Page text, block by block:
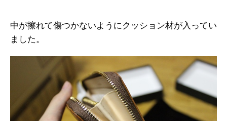
中が擦れて傷つかないようにクッション材が入ってい
ました。